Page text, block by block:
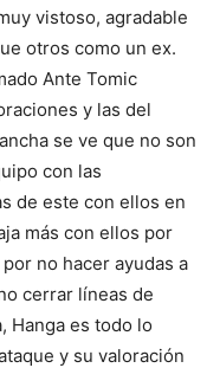
vistoso, agradable
otros como un ex.
Ante Tomic
y las del
se ve que no son
con las
de este con ellos en
más con ellos por
no hacer ayudas a
cerrar líneas de
Hanga es todo lo
y su valoración